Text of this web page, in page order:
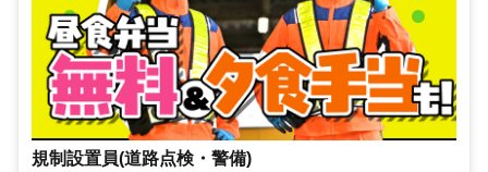
規制設置員(道路点検・警備)